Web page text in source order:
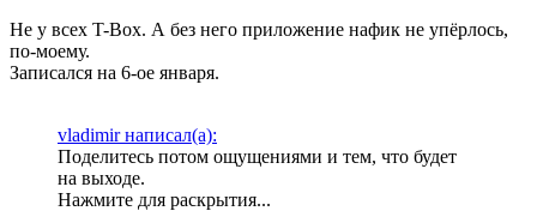
Не у всех T-Box. А без него приложение нафик не упёрлось,
по-моему.
Записался на 6-ое января.
vladimir написал(а):
Поделитесь потом ощущениями и тем, что будет
на выходе.
Нажмите для раскрытия...